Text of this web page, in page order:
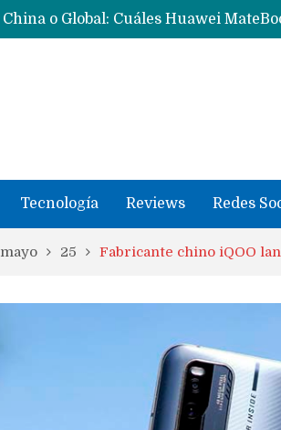
Tecnología Reviews Redes
mayo 25 Fabricante chino iQOO